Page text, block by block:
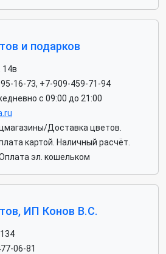
и подарков
14в
16-73, +7-909-459-71-94
с 09:00 до 21:00
Доставка цветов.
картой. Наличный расчёт.
эл. кошельком
ИП Конов В.С.
06-81